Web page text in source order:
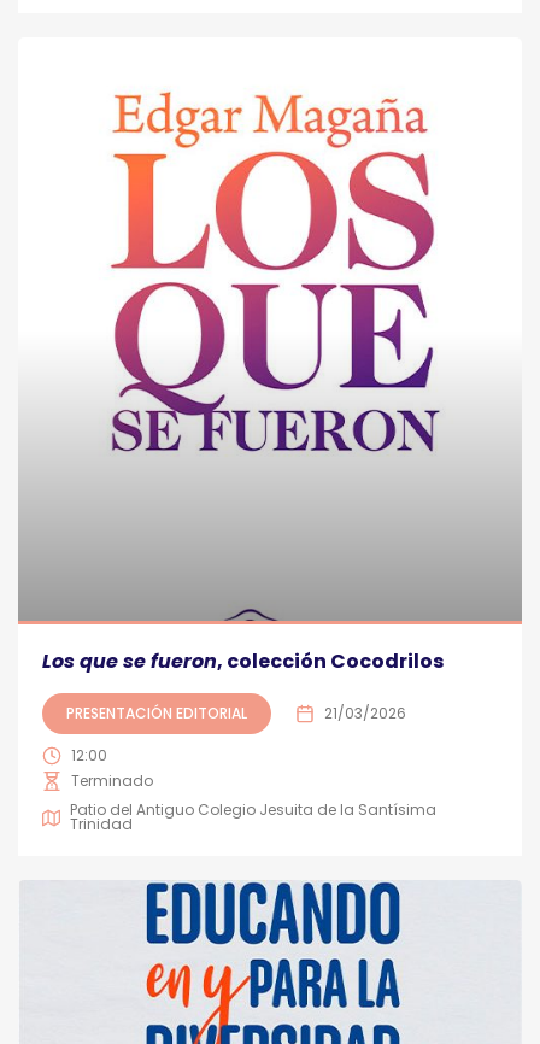
Los que se fueron, colección Cocodrilos
PRESENTACIÓN EDITORIAL 21/03/2026
12:00
Terminado
Patio del Antiguo Colegio Jesuita de la Santísima
Trinidad